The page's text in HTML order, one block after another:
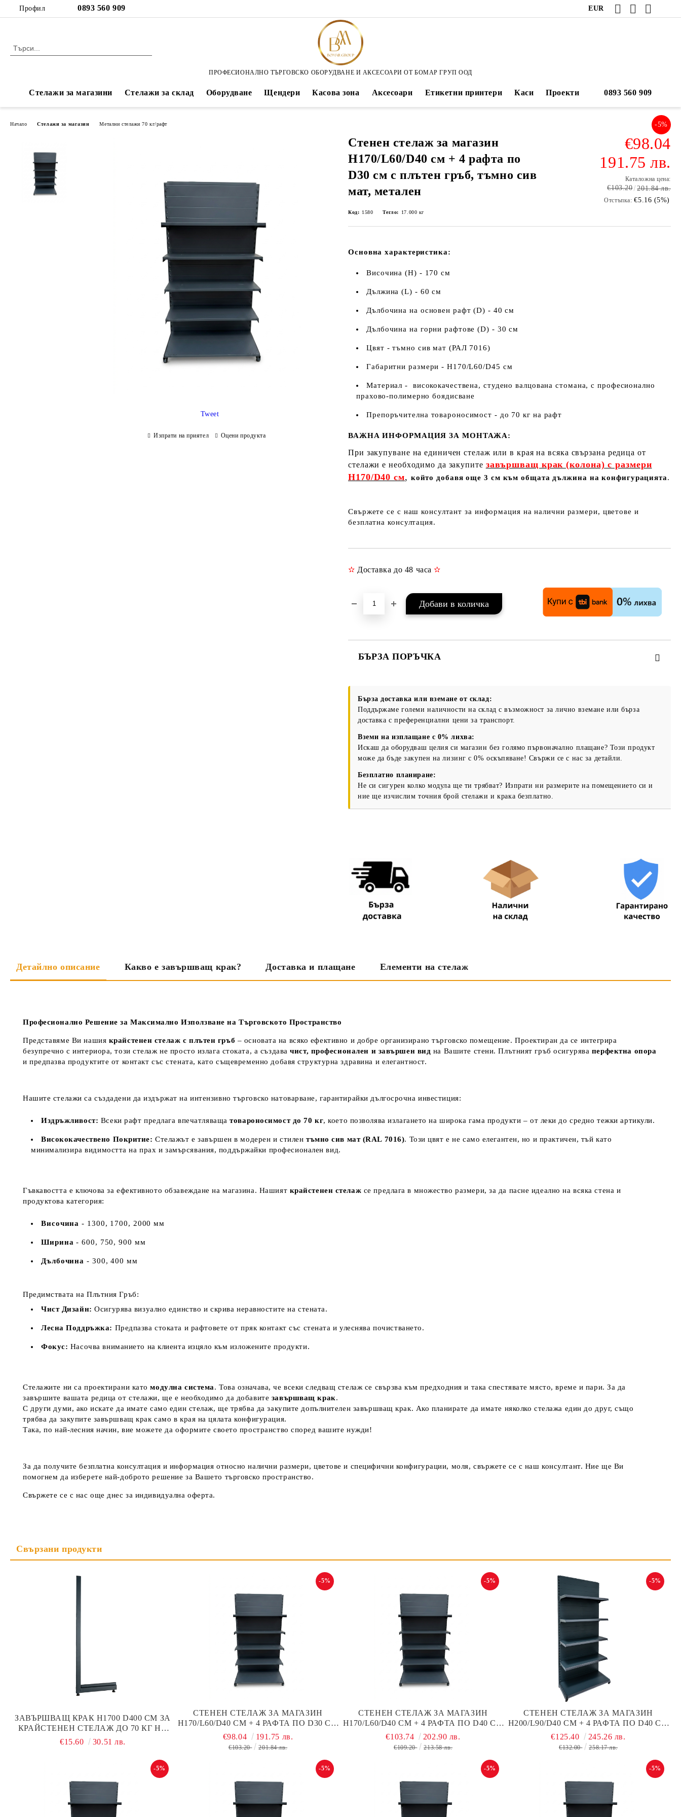
Профил EUR
ПРОФЕСИОНАЛНО ТЪРГОВСКО ОБОРУДВАНЕ И АКСЕСОАРИ ОТ БОМАР ГРУП ООД
Стелажи за магазини Стелажи за склад Оборудване Щендери Касова зона Аксесоари Етикетни принтери Каси Проекти
Начало Стелажи за магазин Метални стелажи 70 кг/рафт
Стенен стелаж за магазин
Н170/L60/D40 см + 4 рафта по
D30 см с плътен гръб, тъмно сив
мат, метален
-5%
€98.04
191.75 лв.
Каталожна цена:
€103.20 201.84 лв.
Отстъпка: €5.16 (5%)
Код: 1580 Тегло: 17.000 кг
Основна характеристика:
Височина (H) - 170 см
Дължина (L) - 60 см
Дълбочина на основен рафт (D) - 40 см
Дълбочина на горни рафтове (D) - 30 см
Цвят - тъмно сив мат (РАЛ 7016)
Габаритни размери - H170/L60/D45 см
Материал - висококачествена, студено валцована стомана, с професионално
прахово-полимерно боядисване
Препоръчителна товароносимост - до 70 кг на рафт
ВАЖНА ИНФОРМАЦИЯ ЗА МОНТАЖА:
При закупуване на единичен стелаж или в края на всяка свързана редица от
стелажи е необходимо да закупите завършващ крак (колона) с размери
H170/D40 см, който добавя още 3 см към общата дължина на конфигурацията.
Свържете се с наш консултант за информация на налични размери, цветове и
безплатна консултация.
✫ Доставка до 48 часа✫
БЪРЗА ПОРЪЧКА
Ние ще се свържем с вас в рамките на работния ден.
Бърза доставка или вземане от склад:
Поддържаме големи наличности на склад с възможност за лично вземане или бърза
доставка с преференциални цени за транспорт.
Вземи на изплащане с 0% лихва:
Искаш да оборудваш целия си магазин без голямо първоначално плащане? Този продукт
може да бъде закупен на лизинг с 0% оскъпяване! Свържи се с нас за детайли.
Безплатно планиране:
Не си сигурен колко модула ще ти трябват? Изпрати ни размерите на помещението си и
ние ще изчислим точния брой стелажи и крака безплатно.
Tweet
Изпрати на приятел Оцени продукта
Детайлно описание Какво е завършващ крак? Доставка и плащане Елементи на стелаж
Професионално Решение за Максимално Използване на Търговското Пространство
Представяме Ви нашия крайстенен стелаж с плътен гръб – основата на всяко ефективно и добре организирано търговско помещение. Проектиран да се интегрира
безупречно с интериора, този стелаж не просто излага стоката, а създавачист, професионален и завършен вид на Вашите стени. Плътният гръб осигурява перфектна опора
и предпазва продуктите от контакт със стената, като същевременно добавя структурна здравина и елегантност.
Нашите стелажи са създадени да издържат на интензивно търговско натоварване, гарантирайки дългосрочна инвестиция:
Издръжливост: Всеки рафт предлага впечатляващатовароносимост до 70 кг, което позволява излагането на широка гама продукти – от леки до средно тежки артикули.
Висококачествено Покритие: Стелажът е завършен в модерен и стилен тъмно сив мат (RAL 7016). Този цвят е не само елегантен, но и практичен, тъй като
минимализира видимостта на прах и замърсявания, поддържайки професионален вид.
Гъвкавостта е ключова за ефективното обзавеждане на магазина. Нашият крайстенен стелаж се предлага в множество размери, за да пасне идеално на всяка стена и
продуктова категория:
Височина- 1300, 1700, 2000 мм
Ширина- 600, 750, 900 мм
Дълбочина - 300, 400 мм
Предимствата на Плътния Гръб:
Чист Дизайн: Осигурява визуално единство и скрива неравностите на стената.
Лесна Поддръжка: Предпазва стоката и рафтовете от пряк контакт със стената и улеснява почистването.
Фокус: Насочва вниманието на клиента изцяло към изложените продукти.
Стелажите ни са проектирани катомодулна система. Това означава, че всеки следващ стелаж се свързва към предходния и така спестявате място, време и пари. За да
завършите вашата редица от стелажи, ще е необходимо да добавите завършващ крак.
С други думи, ако искате да имате само един стелаж, ще трябва да закупите допълнителен завършващ крак. Ако планирате да имате няколко стелажа един до друг, също
трябва да закупите завършващ крак само в края на цялата конфигурация.
Така, по най-лесния начин, вие можете да оформите своето пространство според вашите нужди!
За да получите безплатна консултация и информация относно налични размери, цветове и специфични конфигурации, моля, свържете се с наш консултант. Ние ще Ви
помогнем да изберете най-доброто решение за Вашето търговско пространство.
Свържете се с нас още днес за индивидуална оферта.
ЗАВЪРШВАЩ КРАК H1700 D400 СМ ЗА
КРАЙСТЕНЕН СТЕЛАЖ ДО 70 КГ НА
РАФТ ТЪМНО СИВ МАТ
€15.60 30.51 лв.
СТЕНЕН СТЕЛАЖ ЗА МАГАЗИН
Н170/L60/D40 СМ + 4 РАФТА ПО D30 СМ
С ПЛЪТЕН ГРЪБ, ТЪМНО СИВ МАТ,
МЕТАЛЕН
-5%
€98.04 191.75 лв.
€103.20 201.84 лв.
СТЕНЕН СТЕЛАЖ ЗА МАГАЗИН
Н170/L60/D40 СМ + 4 РАФТА ПО D40 СМ
С ПЛЪТЕН ГРЪБ, ТЪМНО СИВ МАТ,
МЕТАЛЕН
-5%
€103.74 202.90 лв.
€109.20 213.58 лв.
СТЕНЕН СТЕЛАЖ ЗА МАГАЗИН
Н200/L90/D40 СМ + 4 РАФТА ПО D40 СМ
С ПЛЪТЕН ГРЪБ, ТЪМНО СИВ МАТ,
МЕТАЛЕН
-5%
€125.40 245.26 лв.
€132.00 258.17 лв.
-5% -5% -5% -5%